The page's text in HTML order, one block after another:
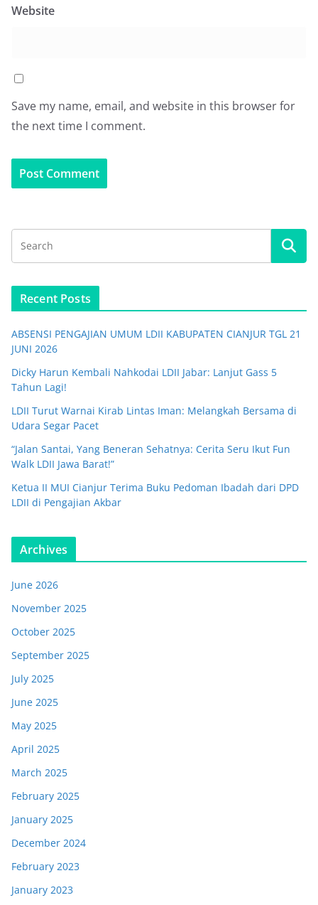
Website
Save my name, email, and website in this browser for
the next time I comment.
Recent Posts
ABSENSI PENGAJIAN UMUM LDII KABUPATEN CIANJUR TGL 21
JUNI 2026
Dicky Harun Kembali Nahkodai LDII Jabar: Lanjut Gass 5
Tahun Lagi!
LDII Turut Warnai Kirab Lintas Iman: Melangkah Bersama di
Udara Segar Pacet
“Jalan Santai, Yang Beneran Sehatnya: Cerita Seru Ikut Fun
Walk LDII Jawa Barat!”
Ketua II MUI Cianjur Terima Buku Pedoman Ibadah dari DPD
LDII di Pengajian Akbar
Archives
June 2026
November 2025
October 2025
September 2025
July 2025
June 2025
May 2025
April 2025
March 2025
February 2025
January 2025
December 2024
February 2023
January 2023